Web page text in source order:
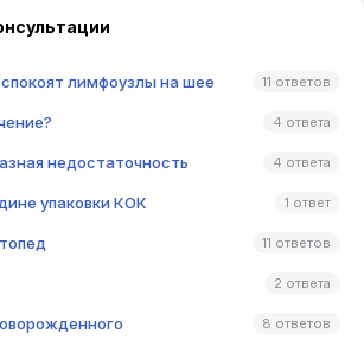
лимфоузлы на шее 11 ответов
4 ответа
недостаточность 4 ответа
упаковки КОК 1 ответ
11 ответов
2 ответа
8 ответов